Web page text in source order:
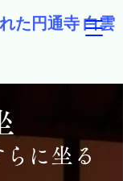
た円通寺 白雲
に坐る